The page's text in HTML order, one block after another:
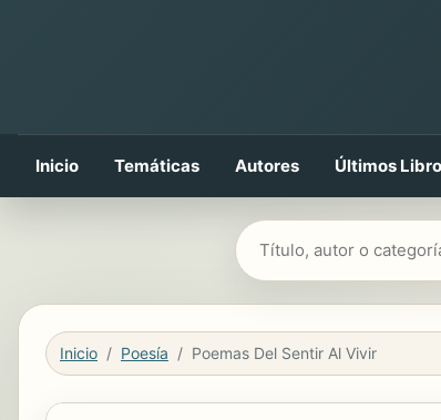
Inicio Temáticas Autores Últimos
Buscar libros
Inicio Poesía Poemas Del Sentir Al Vivir